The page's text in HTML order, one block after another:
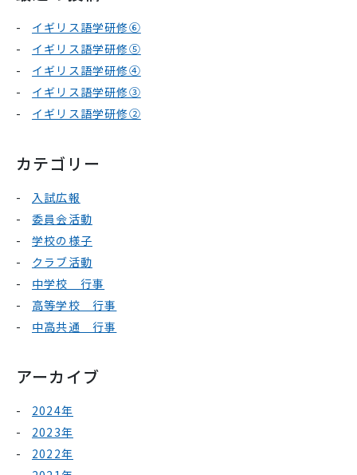
イギリス語学研修⑥
イギリス語学研修⑤
イギリス語学研修④
イギリス語学研修③
イギリス語学研修②
カテゴリー
入試広報
委員会活動
学校の様子
クラブ活動
中学校 行事
高等学校 行事
中高共通 行事
アーカイブ
2024年
2023年
2022年